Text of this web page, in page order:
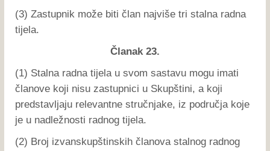
(3) Zastupnik može biti član najviše tri stalna radna
tijela.
Članak 23.
(1) Stalna radna tijela u svom sastavu mogu imati
članove koji nisu zastupnici u Skupštini, a koji
predstavljaju relevantne stručnjake, iz područja koje
je u nadležnosti radnog tijela.
(2) Broj izvanskupštinskih članova stalnog radnog